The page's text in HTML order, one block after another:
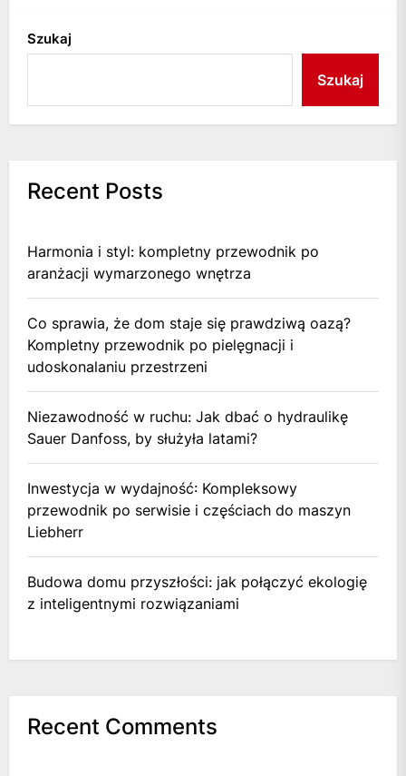
Szukaj
Szukaj
Recent Posts
Harmonia i styl: kompletny przewodnik po
aranżacji wymarzonego wnętrza
Co sprawia, że dom staje się prawdziwą oazą?
Kompletny przewodnik po pielęgnacji i
udoskonalaniu przestrzeni
Niezawodność w ruchu: Jak dbać o hydraulikę
Sauer Danfoss, by służyła latami?
Inwestycja w wydajność: Kompleksowy
przewodnik po serwisie i częściach do maszyn
Liebherr
Budowa domu przyszłości: jak połączyć ekologię
z inteligentnymi rozwiązaniami
Recent Comments